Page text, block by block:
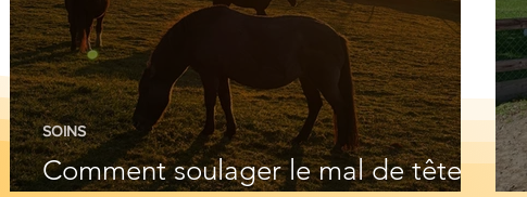
Comment soulager le mal de tête
SOINS